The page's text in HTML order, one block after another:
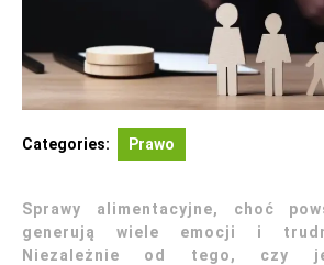
Categories: Prawo
Sprawy alimentacyjne, choć
generują wiele emocji i
Niezależnie od tego, czy